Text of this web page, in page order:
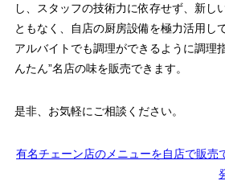
し、スタッフの技術力に依存せず、新し
ともなく、自店の厨房設備を極力活用し
アルバイトでも調理ができるように調理
んたん”名店の味を販売できます。
是非、お気軽にご相談ください。
有名チェーン店のメニューを自店で販売